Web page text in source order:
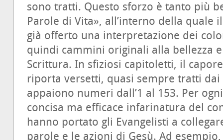
sono tratti. Questo sforzo è tanto più
Parole di Vita», all’interno della quale
già offerto una interpretazione dei
quindi cammini originali alla bellezza
Scrittura. In sfiziosi capitoletti, il
riporta versetti, quasi sempre tratti
appaiono numeri dall’1 al 153. Per
concisa ma efficace infarinatura del
hanno portato gli Evangelisti a
parole e le azioni di Gesù. Ad